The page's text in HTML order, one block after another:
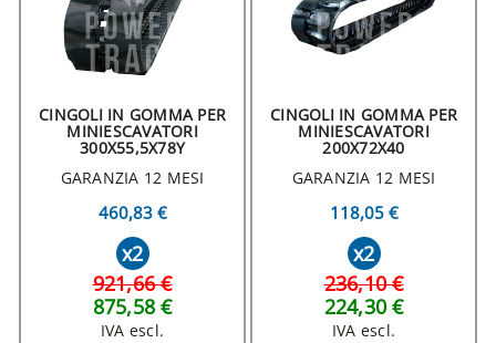
CINGOLI IN GOMMA PER
MINIESCAVATORI
300X55,5X78Y
GARANZIA 12 MESI
460,83 €
x2
921,66 €
875,58 €
IVA escl.
CINGOLI IN GOMMA PER
MINIESCAVATORI
200X72X40
GARANZIA 12 MESI
118,05 €
x2
236,10 €
224,30 €
IVA escl.